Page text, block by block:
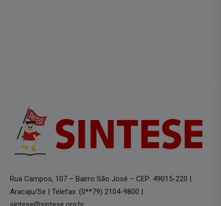
Rua Campos, 107 – Bairro São José – CEP: 49015-220 |
Aracaju/Se | Telefax: (0**79) 2104-9800 |